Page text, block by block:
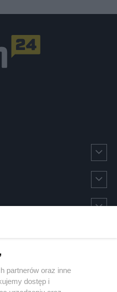
partnerów oraz inne
dostęp i